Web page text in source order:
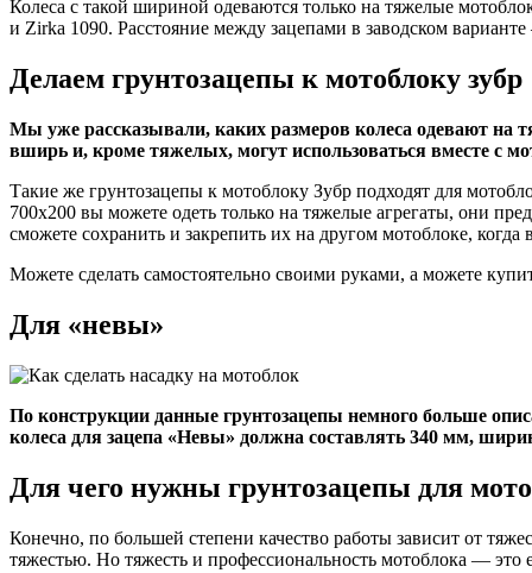
Колеса с такой шириной одеваются только на тяжелые
и Zirka 1090. Расстояние между зацепами в заводском
Делаем грунтозацепы к мотоблоку зубр
Мы уже рассказывали, каких размеров колеса одевают на
вширь и, кроме тяжелых, могут использоваться вместе с
Такие же грунтозацепы к мотоблоку Зубр подходят для
700х200 вы можете одеть только на тяжелые агрегаты, они
сможете сохранить и закрепить их на другом мотоблоке,
Можете сделать самостоятельно своими руками, а можете
Для «невы»
По конструкции данные грунтозацепы немного больше
колеса для зацепа «Невы» должна составлять 340 мм,
Для чего нужны грунтозацепы для
Конечно, по большей степени качество работы зависит от
тяжестью. Но тяжесть и профессиональность мотоблока — это